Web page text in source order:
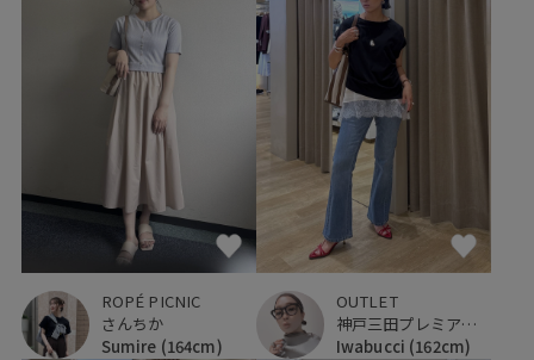
ROPÉ PICNIC
さんちか
Sumire (164cm)
OUTLET
神戸三田プレミアム・アウトレット
Iwabucci (162cm)